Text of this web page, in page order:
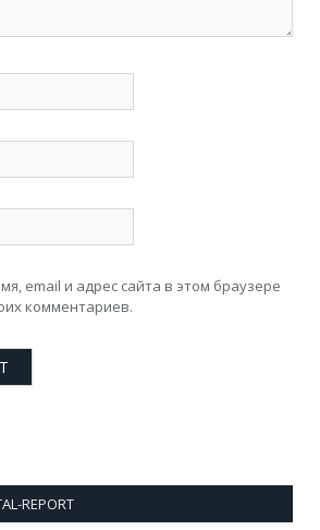
email и адрес сайта в этом браузере
комментариев.
REPORT